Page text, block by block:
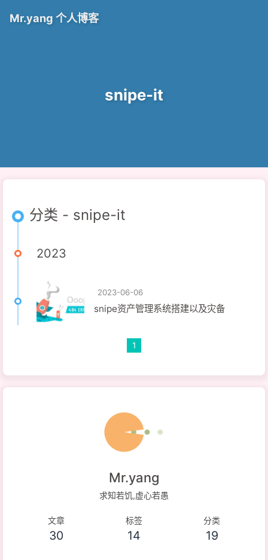
Mr.yang 个人博客
snipe-it
分类 - snipe-it
2023
2023-06-06
snipe资产管理系统搭建以及灾备
1
Mr.yang
求知若饥,虚心若愚
文章
30
标签
14
分类
19